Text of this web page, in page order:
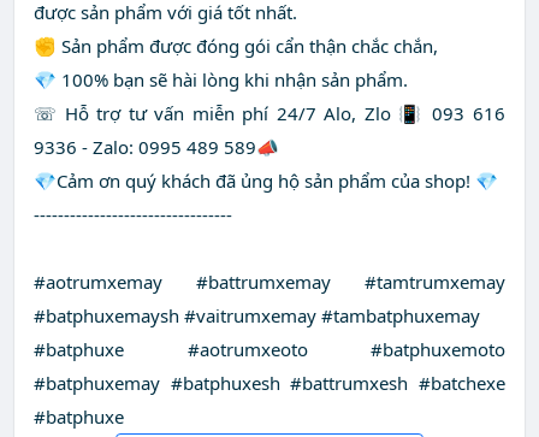
được sản phẩm với giá tốt nhất.
✊ Sản phẩm được đóng gói cẩn thận chắc chắn,
💎 100% bạn sẽ hài lòng khi nhận sản phẩm.
☏ Hỗ trợ tư vấn miễn phí 24/7 Alo, Zlo 📳 093 616
9336 - Zalo: 0995 489 589📣
💎Cảm ơn quý khách đã ủng hộ sản phẩm của shop! 💎
---------------------------------
#aotrumxemay #battrumxemay #tamtrumxemay
#batphuxemaysh #vaitrumxemay #tambatphuxemay
#batphuxe #aotrumxeoto #batphuxemoto
#batphuxemay #batphuxesh #battrumxesh #batchexe
#batphuxe